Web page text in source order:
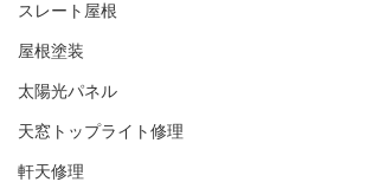
スレート屋根
屋根塗装
太陽光パネル
天窓トップライト修理
軒天修理